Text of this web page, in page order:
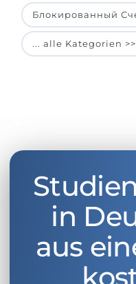
Блокированный
... alle Kategorien >>
in
aus